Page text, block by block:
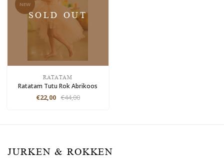
NEW
SOLD OUT
RATATAM
Ratatam Tutu Rok Abrikoos
€22,00 €44,00
JURKEN & ROKKEN